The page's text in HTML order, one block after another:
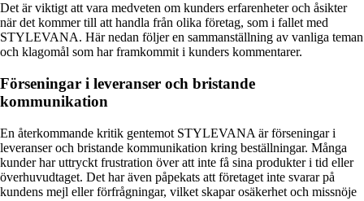
Det är viktigt att vara medveten om kunders erfarenheter och åsikter
när det kommer till att handla från olika företag, som i fallet med
STYLEVANA. Här nedan följer en sammanställning av vanliga teman
och klagomål som har framkommit i kunders kommentarer.
Förseningar i leveranser och bristande
kommunikation
En återkommande kritik gentemot STYLEVANA är förseningar i
leveranser och bristande kommunikation kring beställningar. Många
kunder har uttryckt frustration över att inte få sina produkter i tid eller
överhuvudtaget. Det har även påpekats att företaget inte svarar på
kundens mejl eller förfrågningar, vilket skapar osäkerhet och missnöje